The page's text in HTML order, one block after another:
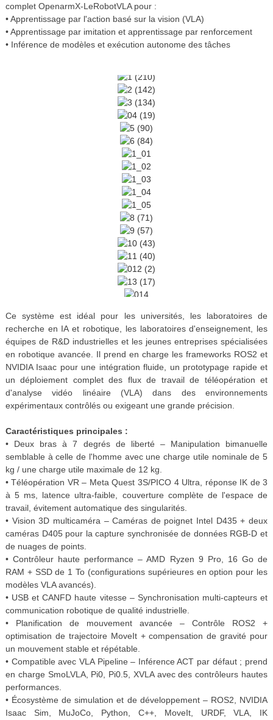
complet OpenarmX-LeRobotVLA pour :
• Apprentissage par l'action basé sur la vision (VLA)
• Apprentissage par imitation et apprentissage par renforcement
• Inférence de modèles et exécution autonome des tâches
Ce système est idéal pour les universités, les laboratoires de
recherche en IA et robotique, les laboratoires d'enseignement, les
équipes de R&D industrielles et les jeunes entreprises spécialisées
en robotique avancée. Il prend en charge les frameworks ROS2 et
NVIDIA Isaac pour une intégration fluide, un prototypage rapide et
un déploiement complet des flux de travail de téléopération et
d'analyse vidéo linéaire (VLA) dans des environnements
expérimentaux contrôlés ou exigeant une grande précision.
Caractéristiques principales :
• Deux bras à 7 degrés de liberté – Manipulation bimanuelle
semblable à celle de l'homme avec une charge utile nominale de 5
kg / une charge utile maximale de 12 kg.
• Téléopération VR – Meta Quest 3S/PICO 4 Ultra, réponse IK de 3
à 5 ms, latence ultra-faible, couverture complète de l'espace de
travail, évitement automatique des singularités.
• Vision 3D multicaméra – Caméras de poignet Intel D435 + deux
caméras D405 pour la capture synchronisée de données RGB-D et
de nuages ​​de points.
• Contrôleur haute performance – AMD Ryzen 9 Pro, 16 Go de
RAM + SSD de 1 To (configurations supérieures en option pour les
modèles VLA avancés).
• USB et CANFD haute vitesse – Synchronisation multi-capteurs et
communication robotique de qualité industrielle.
• Planification de mouvement avancée – Contrôle ROS2 +
optimisation de trajectoire MoveIt + compensation de gravité pour
un mouvement stable et répétable.
• Compatible avec VLA Pipeline – Inférence ACT par défaut ; prend
en charge SmoLVLA, Pi0, Pi0.5, XVLA avec des contrôleurs hautes
performances.
• Écosystème de simulation et de développement – ​​ROS2, NVIDIA
Isaac Sim, MuJoCo, Python, C++, MoveIt, URDF, VLA, IK